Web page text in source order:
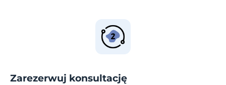
Zarezerwuj konsultację